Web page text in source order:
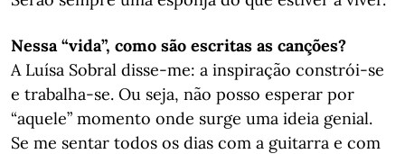
Nessa “vida”, como são escritas as canções?
A Luísa Sobral disse-me: a inspiração constrói-se
e trabalha-se. Ou seja, não posso esperar por
“aquele” momento onde surge uma ideia genial.
Se me sentar todos os dias com a guitarra e com